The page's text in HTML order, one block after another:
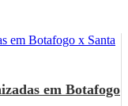
em Botafogo